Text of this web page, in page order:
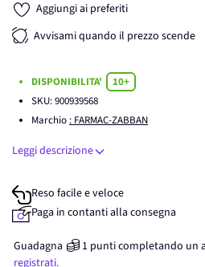
Aggiungi ai preferiti
Avvisami quando il prezzo scende
DISPONIBILITA'
10+
SKU:900939568
Marchio : FARMAC-ZABBAN
Leggi descrizione
Reso facile e veloce
Paga in contanti alla consegna
Guadagna 1 punticompletando un
registrati.